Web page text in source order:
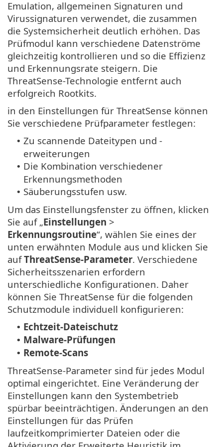
Emulation, allgemeinen Signaturen und
Virussignaturen verwendet, die zusammen
die Systemsicherheit deutlich erhöhen. Das
Prüfmodul kann verschiedene Datenströme
gleichzeitig kontrollieren und so die Effizienz
und Erkennungsrate steigern. Die
ThreatSense-Technologie entfernt auch
erfolgreich Rootkits.
in den Einstellungen für ThreatSense können
Sie verschiedene Prüfparameter festlegen:
• Zu scannende Dateitypen und -
erweiterungen
• Die Kombination verschiedener
Erkennungsmethoden
• Säuberungsstufen usw.
Um das Einstellungsfenster zu öffnen, klicken
Sie auf „Einstellungen >
Erkennungsroutine“, wählen Sie eines der
unten erwähnten Module aus und klicken Sie
aufThreatSense-Parameter. Verschiedene
Sicherheitsszenarien erfordern
unterschiedliche Konfigurationen. Daher
können Sie ThreatSense für die folgenden
Schutzmodule individuell konfigurieren:
• Echtzeit-Dateischutz
• Malware-Prüfungen
• Remote-Scans
ThreatSense-Parameter sind für jedes Modul
optimal eingerichtet. Eine Veränderung der
Einstellungen kann den Systembetrieb
spürbar beeinträchtigen. Änderungen an den
Einstellungen für das Prüfen
laufzeitkomprimierter Dateien oder die